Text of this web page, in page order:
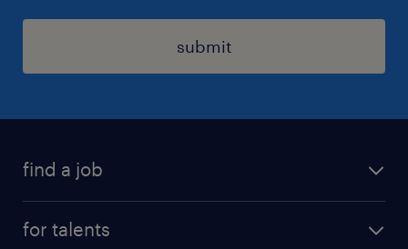
submit
find a job
for talents